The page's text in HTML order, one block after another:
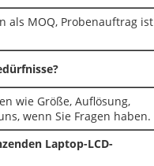
als MOQ, Probenauftrag ist
wie Größe, Auflösung,
wenn Sie Fragen haben.
Laptop-LCD-